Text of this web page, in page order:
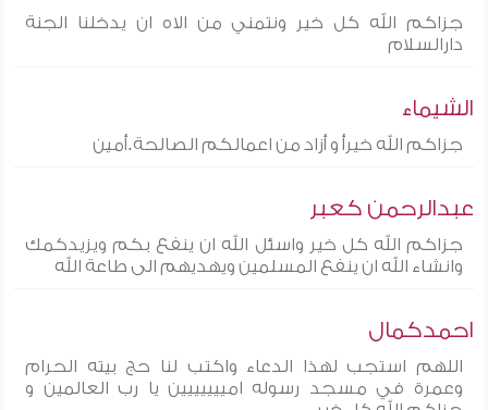
جزاكم الله كل خير ونتمني من الاه ان يدخلنا الجنة
دارالسلام
الشيماء
جزاكم الله خيرأ و أزاد من اعمالكم الصالحة.أمين
عبدالرحمن كعبر
جزاكم الله كل خير واسئل الله ان ينفع بكم ويزيدكمك
وانشاء الله ان ينفع المسلمين ويهديهم الى طاعة الله
احمدكمال
اللهم استجب لهذا الدعاء واكتب لنا حج بيته الحرام
وعمرة في مسجد رسوله امييييييين يا رب العالمين و